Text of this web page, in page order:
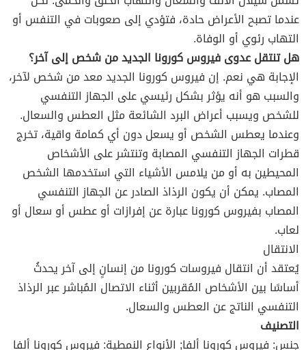
عندما تصبح الأعراض حادة، فتؤدي إلى صعوبات في التنفس أو
التهاب رئوي أو الوفاة.
هل تنتقل عدوى فيروس كورونا الجديد من شخص إلى آخر؟
الإجابة هي نعم. إن فيروس كورونا الجديد معد من شخص لآخر،
والسبب هو أنه يؤثر بشكل رئيسي على الجهاز التنفسي
للشخص ويسبب أعراض البرد الشائعة مثل العطس والسعال.
وعندما يعطس الشخص أو يسعل دون أي كمامة واقية، تخرج
قطرات الجهاز التنفسي المصابة وتنتشر على الأشخاص
المحيطين به أو من يلامس الأشياء التي استخدمها الشخص
المصاب. يمكن أن يكون الرذاذ الصادر عن الجهاز التنفسي
المصاب بفيروس كورونا عبارة عن إفرازات أو عطس أو سعال أو
لعاب.
الانتقال
يُعتقد أن انتقال فيروسات كورونا من إنسانٍ إلى آخر يحدثُ
أساسًا بين الأشخاص المُقربين أثناء الاتصال المُباشر عبر الرذاذ
التنفسي الناتج عن العطس والسعال.
التصنيف
جنس: فيروس كورونا ألفا; الأنواع النمطية: فيروس كورونا ألفا